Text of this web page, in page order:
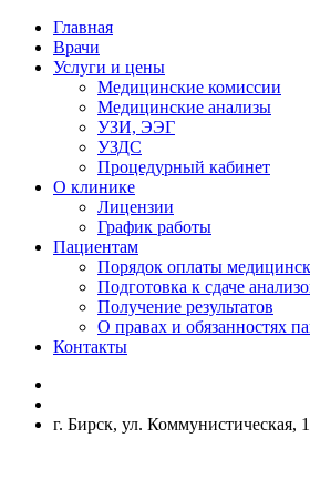
Главная
Врачи
Услуги и цены
Медицинские комиссии
Медицинские анализы
УЗИ, ЭЭГ
УЗДС
Процедурный кабинет
О клинике
Лицензии
График работы
Пациентам
Порядок оплаты
Подготовка к сдаче
Получение результатов
О правах и обязанностях
Контакты
г. Бирск, ул. Коммунистическая,